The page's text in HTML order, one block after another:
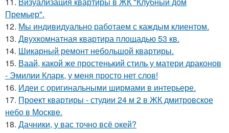
Премьер".
12. Мы индивидуально работаем с каждым клиентом.
13. Двухкомнатная квартира площадью 53 кв.
14. Шикарный ремонт небольшой квартиры.
15. Ваай, какой же простенький стиль у матери драконов
- Эмилии Кларк, у меня просто нет слов!
16. Идеи с оригинальными ширмами в интерьере.
17. Проект квартиры - студии 24 м 2 в ЖК дмитровское
небо в Москве.
18. Дачники, у вас точно всё окей?